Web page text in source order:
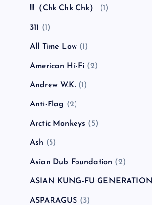
!!!（Chk Chk Chk） (1)
311 (1)
All Time Low(1)
American Hi-Fi (2)
Andrew W.K.(1)
Anti-Flag (2)
Arctic Monkeys (5)
Ash (5)
Asian Dub Foundation (2)
ASIAN KUNG-FU GENERATION
ASPARAGUS (3)